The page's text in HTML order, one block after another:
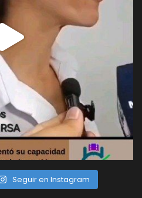
Seguir en Instagram